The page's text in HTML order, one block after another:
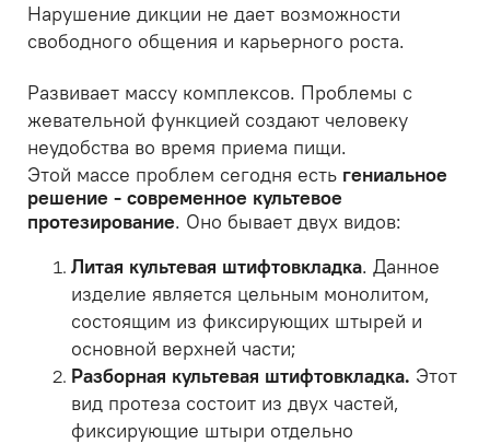
Нарушение дикции не дает возможности
свободного общения и карьерного роста.
Развивает массу комплексов. Проблемы с
жевательной функцией создают человеку
неудобства во время приема пищи.
Этой массе проблем сегодня есть гениальное
решение - современное культевое
протезирование. Оно бывает двух видов:
Литая культевая штифтовкладка. Данное
изделие является цельным монолитом,
состоящим из фиксирующих штырей и
основной верхней части;
Разборная культевая штифтовкладка. Этот
вид протеза состоит из двух частей,
фиксирующие штыри отдельно